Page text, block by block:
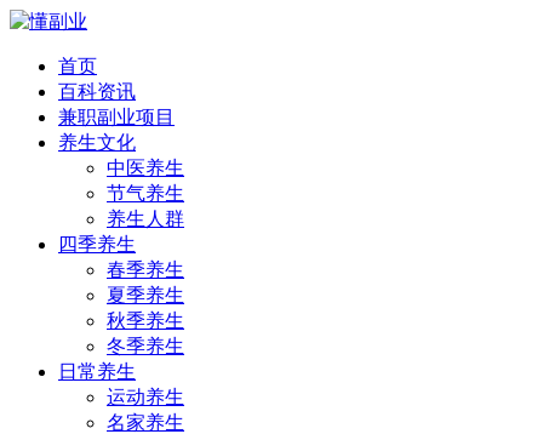
首页
百科资讯
兼职副业项目
养生文化
中医养生
节气养生
养生人群
四季养生
春季养生
夏季养生
秋季养生
冬季养生
日常养生
运动养生
名家养生